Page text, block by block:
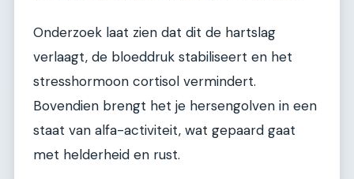
Onderzoek laat zien dat dit de hartslag
verlaagt, de bloeddruk stabiliseert en het
stresshormoon cortisol vermindert.
Bovendien brengt het je hersengolven in een
staat van alfa-activiteit, wat gepaard gaat
met helderheid en rust.